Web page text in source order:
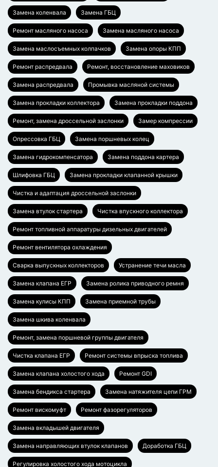
Замена коленвала Замена ГБЦ
Ремонт масляного насоса Замена масляного насоса
Замена маслосъемных колпачков Замена опоры КПП
Ремонт распредвала Ремонт, восстановление маховиков
Замена распредвала Промывка масляной системы
Замена прокладки коллектора Замена прокладки поддона
Ремонт, замена дроссельной заслонки Замер компрессии
Опрессовка ГБЦ Замена поршневых колец
Замена гидрокомпенсатора Замена поддона картера
Шлифовка ГБЦ Замена прокладки клапанной крышки
Чистка и адаптация дроссельной заслонки
Замена втулок стартера Чистка впускного коллектора
Ремонт топливной аппаратуры дизельных двигателей
Ремонт вентилятора охлаждения
Сварка выпускных коллекторов Устранение течи масла
Замена клапана ЕГР Замена ролика приводного ремня
Замена кулисы КПП Замена приемной трубы
Замена шкива коленвала
Ремонт, замена поршневой группы двигателя
Чистка клапана ЕГР Ремонт системы впрыска топлива
Замена клапана холостого хода Ремонт GDI
Замена бендикса стартера Замена натяжителя цепи ГРМ
Ремонт вискомуфт Ремонт фазорегуляторов
Замена вкладышей двигателя
Замена направляющих втулок клапанов Доработка ГБЦ
Регулировка холостого хода мотоцикла